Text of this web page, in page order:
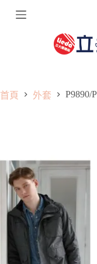
跳
首頁 外套 P9890/